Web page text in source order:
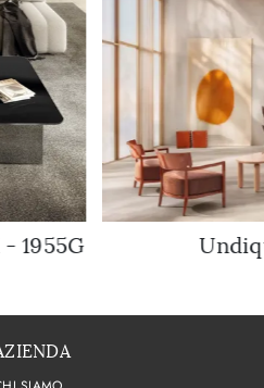
1955G